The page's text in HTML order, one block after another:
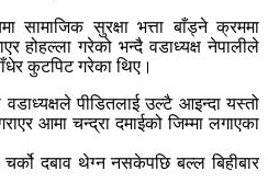
सामाजिक सुरक्षा भत्ता बाँड्ने क्रममा
होहल्ला गरेको भन्दै वडाध्यक्ष नेपालीले
कुटपिट गरेका थिए।
पीडितलाई उल्टै आइन्दा यस्तो
आमा चन्द्रा दमाईको जिम्मा लगाएका
चर्को दबाव थेग्न नसकेपछि बल्ल बिहीबार